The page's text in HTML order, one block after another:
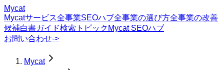
Mycat
Mycatサービス全事業SEOハブ全事業の選び方全事業の改善
候補白書ガイド検索トピック Mycat SEOハブ
お問い合わせ->
Mycat